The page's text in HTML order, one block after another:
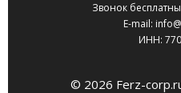
Звонок
E-mail:
ИНН:
© 2026 Ferz-